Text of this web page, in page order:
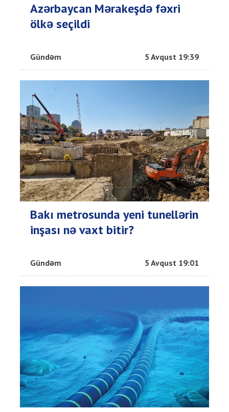
Azərbaycan Mərakeşdə fəxri
ölkə seçildi
Gündəm 5 Avqust 19:39
Bakı metrosunda yeni tunellərin
inşası nə vaxt bitir?
Gündəm 5 Avqust 19:01